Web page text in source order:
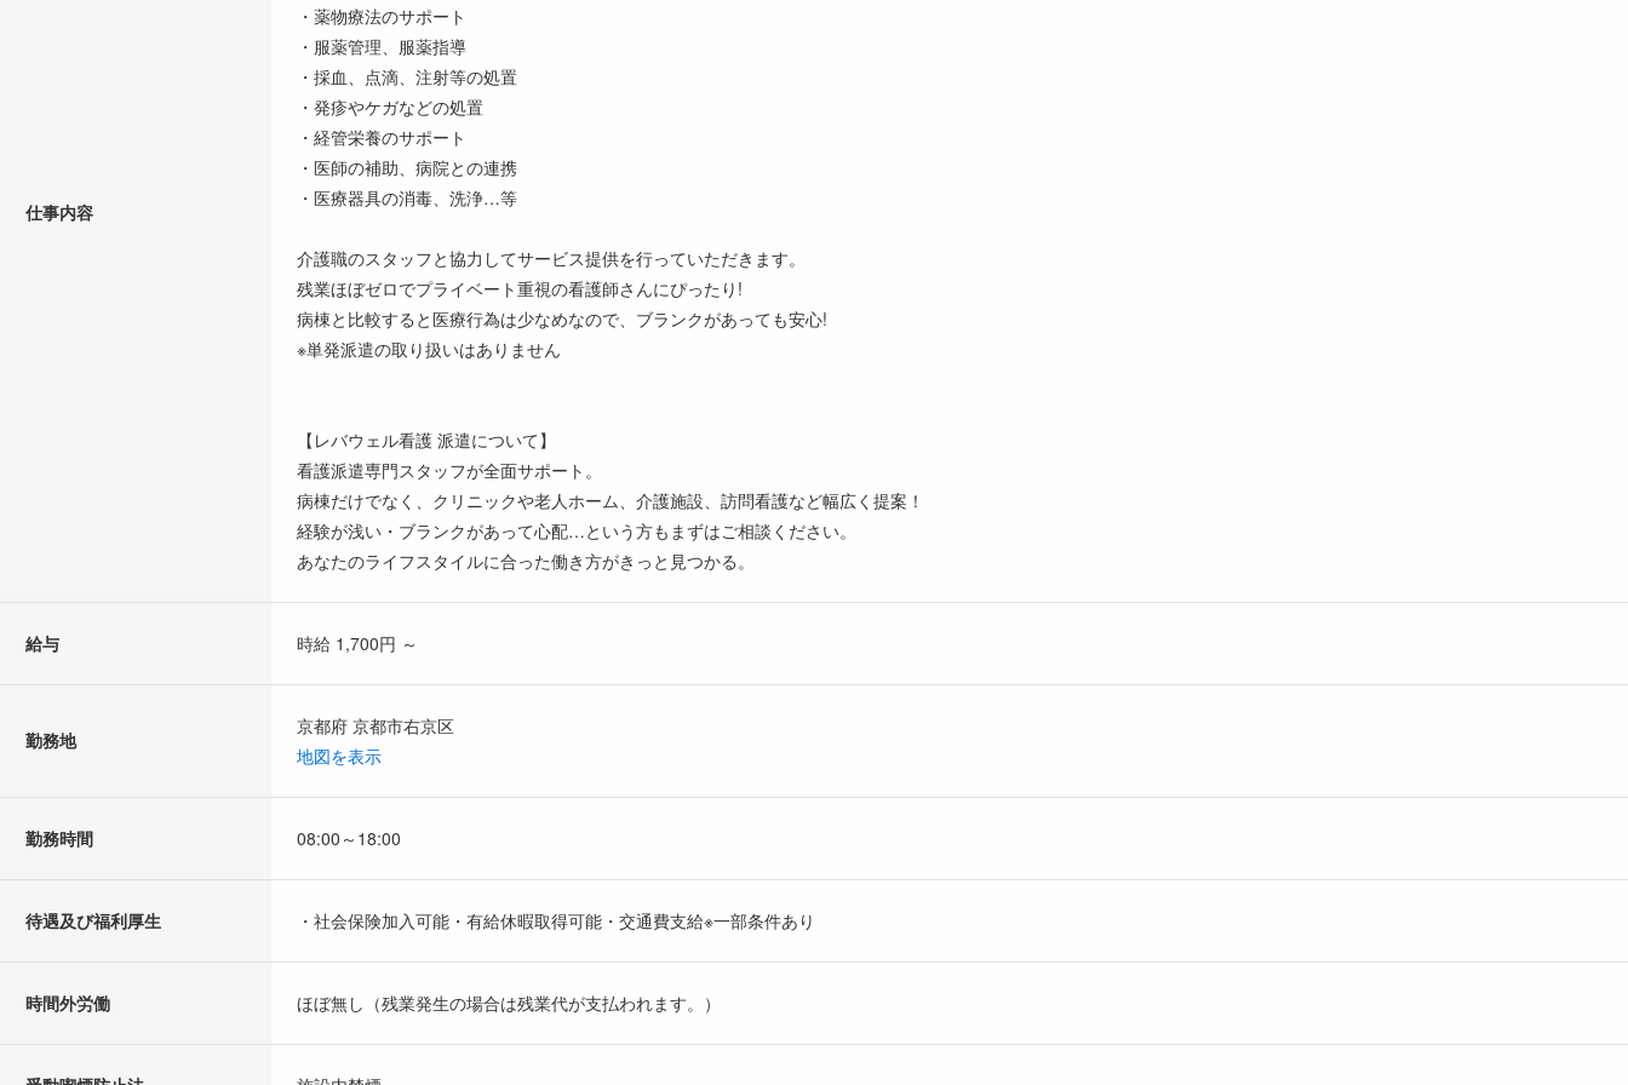
仕事内容
・薬物療法のサポート
・服薬管理、服薬指導
・採血、点滴、注射等の処置
・発疹やケガなどの処置
・経管栄養のサポート
・医師の補助、病院との連携
・医療器具の消毒、洗浄…等
介護職のスタッフと協力してサービス提供を行っていただきます。
残業ほぼゼロでプライベート重視の看護師さんにぴったり!
病棟と比較すると医療行為は少なめなので、ブランクがあっても安心!
※単発派遣の取り扱いはありません
【レバウェル看護 派遣について】
看護派遣専門スタッフが全面サポート。
病棟だけでなく、クリニックや老人ホーム、介護施設、訪問看護など幅広く提案！
経験が浅い・ブランクがあって心配…という方もまずはご相談ください。
あなたのライフスタイルに合った働き方がきっと見つかる。
給与 時給 1,700円 ～
勤務地
京都府 京都市右京区
地図を表示
勤務時間 08:00～18:00
待遇及び福利厚生 ・社会保険加入可能・有給休暇取得可能・交通費支給※一部条件あり
時間外労働 ほぼ無し（残業発生の場合は残業代が支払われます。）